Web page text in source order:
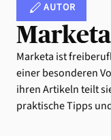
AUTOR
Marketa ist
einer besonderen
ihren Artikeln teilt
praktische Tipps